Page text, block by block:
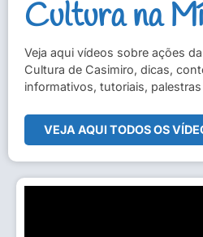
Cultura na
Veja aqui vídeos sobre ações
Cultura de Casimiro, dicas,
informativos, tutoriais,
VEJA AQUI TODOS OS